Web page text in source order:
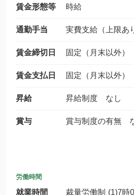
賃金形態等 時給
通勤手当 実費支給（上限
賃金締切日 固定（月末以外
賃金支払日 固定（月末以外
昇給 昇給制度 なし
賞与 賞与制度の有無
労働時間
就業時間 裁量労働制 (1)7時